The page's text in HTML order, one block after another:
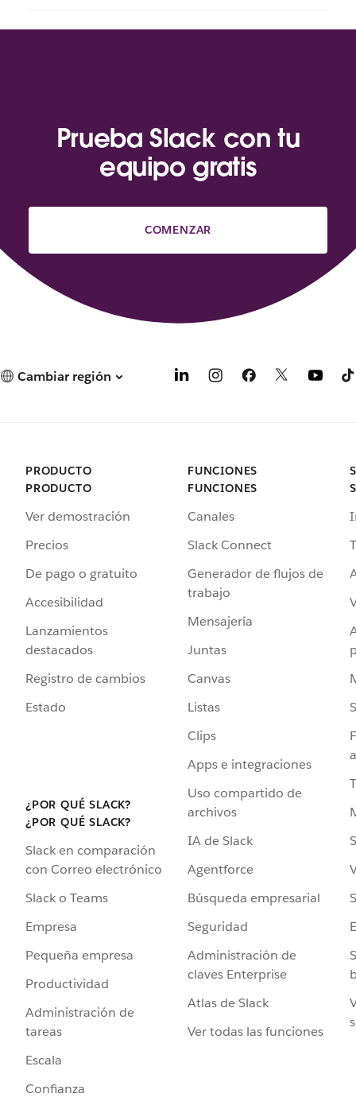
Prueba Slack con tu
equipo gratis
COMENZAR
Cambiar región
PRODUCTO
PRODUCTO
Ver demostración
Precios
De pago o gratuito
Accesibilidad
Lanzamientos
destacados
Registro de cambios
Estado
¿POR QUÉ SLACK?
¿POR QUÉ SLACK?
Slack en comparación
con Correo electrónico
Slack o Teams
Empresa
Pequeña empresa
Productividad
Administración de
tareas
Escala
Confianza
FUNCIONES
FUNCIONES
Canales
Slack Connect
Generador de flujos de
trabajo
Mensajería
Juntas
Canvas
Listas
Clips
Apps e integraciones
Uso compartido de
archivos
IA de Slack
Agentforce
Búsqueda empresarial
Seguridad
Administración de
claves Enterprise
Atlas de Slack
Ver todas las funciones